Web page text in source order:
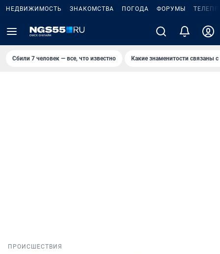
НЕДВИЖИМОСТЬ ЗНАКОМСТВА ПОГОДА ФОРУМЫ
Сбили 7 человек — все, что известно Какие знаменитости связаны
ПРОИСШЕСТВИЯ